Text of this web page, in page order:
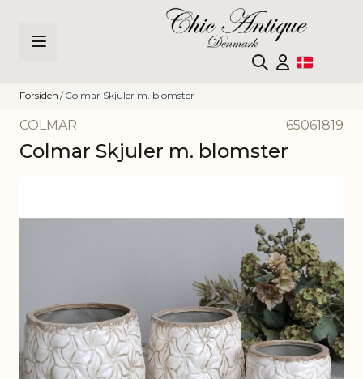
Forsiden / Colmar Skjuler m. blomster
COLMAR 65061819
Colmar Skjuler m. blomster